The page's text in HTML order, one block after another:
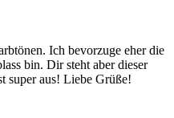
Ich bevorzuge eher die
bin. Dir steht aber dieser
super aus! Liebe Grüße!